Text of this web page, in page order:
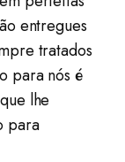
entregues
tratados
para nós é
lhe
para